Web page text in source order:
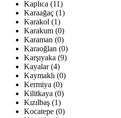
Kaplıca (11)
Karaağaç (1)
Karakol (1)
Karakum (0)
Karaman (0)
Karaoğlan (0)
Karşıyaka (9)
Kayalar (4)
Kaymaklı (0)
Kermiya (0)
Kilitkaya (0)
Kızılbaş (1)
Kocatepe (0)